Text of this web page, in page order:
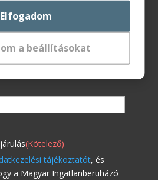
(Kötelező)
tájékoztatót, és
a Magyar Ingatlanberuházó
Elfogadom
a beállításokat